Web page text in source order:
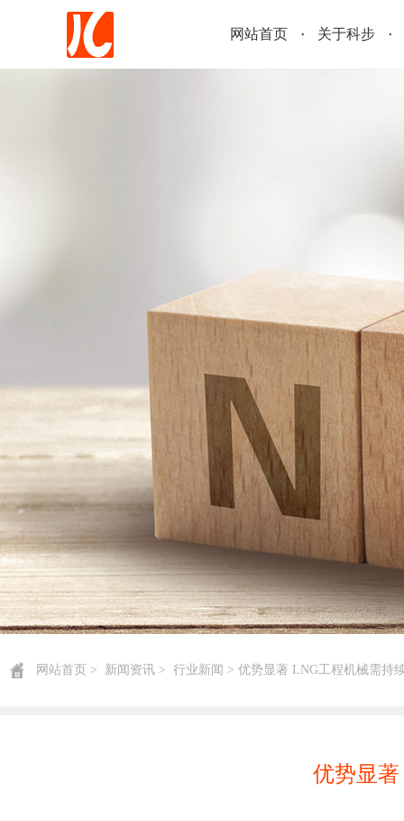
网站首页 关于科步
网站首页 > 新闻资讯 > 行业新闻 > 优势显著 LNG工程机械需持
优势显